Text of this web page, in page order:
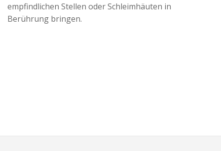
empfindlichen Stellen oder Schleimhäuten in
Berührung bringen.